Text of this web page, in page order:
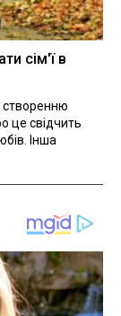
сім'ї в
створенню
це свідчить
Інша